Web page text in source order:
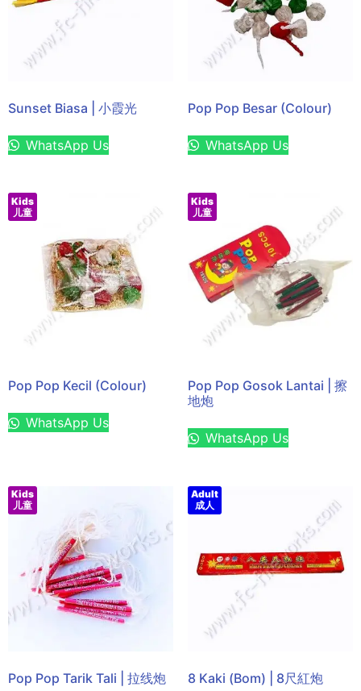
Sunset Biasa | 小霞光
WhatsApp Us
Pop Pop Besar (Colour)
WhatsApp Us
Kids
儿童
Pop Pop Kecil (Colour)
WhatsApp Us
Kids
儿童
Pop Pop Gosok Lantai | 擦
地炮
WhatsApp Us
Kids
儿童
Pop Pop Tarik Tali | 拉线炮
Adult
成人
8 Kaki (Bom) | 8尺紅炮